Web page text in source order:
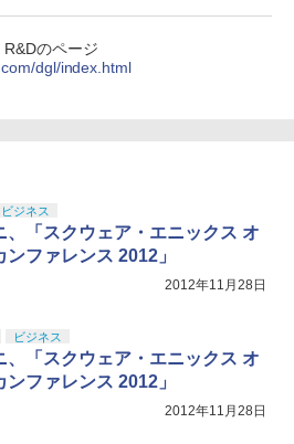
ーラー ミッドナイト ブラック(CFI-
ローラー(CFI-ZCT2J)
対応の高精度 H パターン シフター
三章 蛇神 (オリジナル特典:オリジナル
十翼より来たる！スタジオ描き下ろ
ラストボード付) [DVD]
のページ
dgl/index.html
ビジネス
、「スクウェア・エニックス オ
ンファレンス 2012」
2012年11月28日
ビジネス
、「スクウェア・エニックス オ
ンファレンス 2012」
2012年11月28日